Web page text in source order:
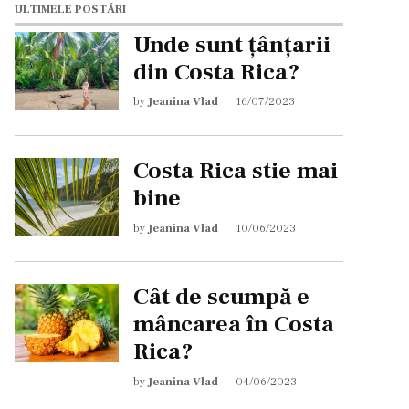
ULTIMELE POSTĂRI
Unde sunt țânțarii
din Costa Rica?
byJeanina Vlad 16/07/2023
Costa Rica stie mai
bine
by Jeanina Vlad 10/06/2023
Cât de scumpă e
mâncarea în Costa
Rica?
by Jeanina Vlad 04/06/2023